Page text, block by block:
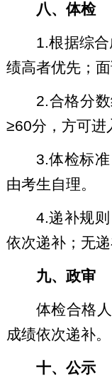
八、体检
1.根据综
绩高者优先；
2.合格分
≥60分，方可进
3.体检标
由考生自理。
4.递补规
依次递补；无
九、政审
体检合格
成绩依次递补。
十、公示